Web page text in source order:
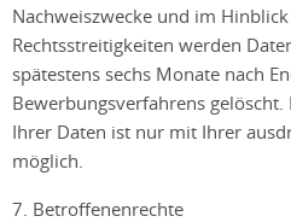
Nachweiszwecke und im
Rechtsstreitigkeiten werden
spätestens sechs Monate nach
Bewerbungsverfahrens
Ihrer Daten ist nur mit Ihrer
möglich.
7. Betroffenenrechte